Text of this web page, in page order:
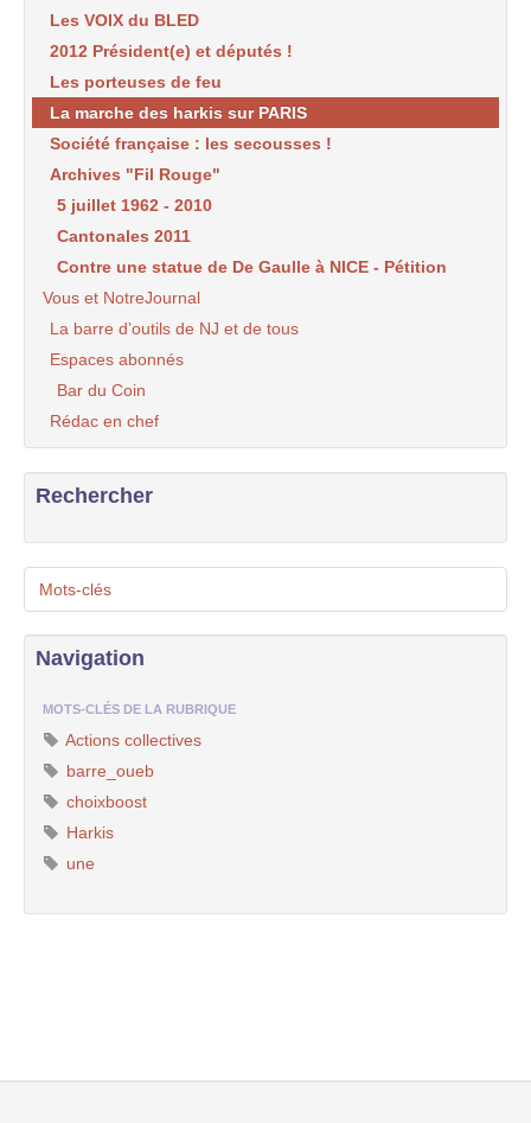
Les VOIX du BLED
2012 Président(e) et députés !
Les porteuses de feu
La marche des harkis sur PARIS
Société française : les secousses !
Archives "Fil Rouge"
5 juillet 1962 - 2010
Cantonales 2011
Contre une statue de De Gaulle à NICE - Pétition
Vous et NotreJournal
La barre d’outils de NJ et de tous
Espaces abonnés
Bar du Coin
Rédac en chef
Rechercher
Mots-clés
Navigation
MOTS-CLÉS DE LA RUBRIQUE
Actions collectives
barre_oueb
choixboost
Harkis
une